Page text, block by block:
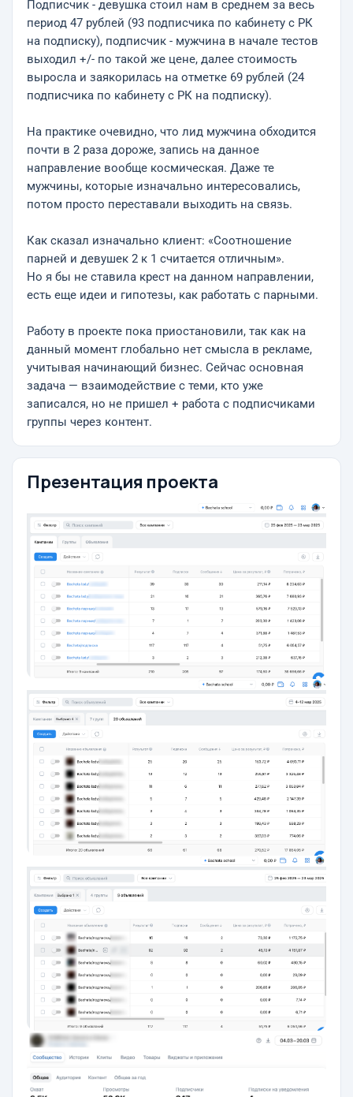
Подписчик - девушка стоил нам в среднем за весь
период 47 рублей (93 подписчика по кабинету с РК
на подписку), подписчик - мужчина в начале тестов
выходил +/- по такой же цене, далее стоимость
выросла и заякорилась на отметке 69 рублей (24
подписчика по кабинету с РК на подписку).
На практике очевидно, что лид мужчина обходится
почти в 2 раза дороже, запись на данное
направление вообще космическая. Даже те
мужчины, которые изначально интересовались,
потом просто переставали выходить на связь.
Как сказал изначально клиент: «Соотношение
парней и девушек 2 к 1 считается отличным».
Но я бы не ставила крест на данном направлении,
есть еще идеи и гипотезы, как работать с парными.
Работу в проекте пока приостановили, так как на
данный момент глобально нет смысла в рекламе,
учитывая начинающий бизнес. Сейчас основная
задача — взаимодействие с теми, кто уже
записался, но не пришел + работа с подписчиками
группы через контент.
Презентация проекта